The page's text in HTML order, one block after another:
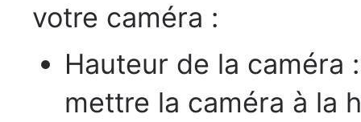
votre caméra :
Hauteur de la caméra
mettre la caméra à la